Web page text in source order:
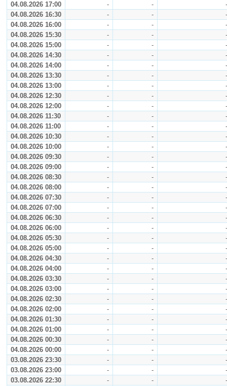
04.08.2026 17:00
- -
-
04.08.2026 16:30
- -
-
04.08.2026 16:00
- -
-
04.08.2026 15:30
- -
-
04.08.2026 15:00
- -
-
04.08.2026 14:30
- -
-
04.08.2026 14:00
- -
-
04.08.2026 13:30
- -
-
04.08.2026 13:00
- -
-
04.08.2026 12:30
- -
-
04.08.2026 12:00
- -
-
04.08.2026 11:30
- -
-
04.08.2026 11:00
- -
-
04.08.2026 10:30
- -
-
04.08.2026 10:00
- -
-
04.08.2026 09:30
- -
-
04.08.2026 09:00
- -
-
04.08.2026 08:30
- -
-
04.08.2026 08:00
- -
-
04.08.2026 07:30
- -
-
04.08.2026 07:00
- -
-
04.08.2026 06:30
- -
-
04.08.2026 06:00
- -
-
04.08.2026 05:30
- -
-
04.08.2026 05:00
- -
-
04.08.2026 04:30
- -
-
04.08.2026 04:00
- -
-
04.08.2026 03:30
- -
-
04.08.2026 03:00
- -
-
04.08.2026 02:30
- -
-
04.08.2026 02:00
- -
-
04.08.2026 01:30
- -
-
04.08.2026 01:00
- -
-
04.08.2026 00:30
- -
-
04.08.2026 00:00
- -
-
03.08.2026 23:30
- -
-
03.08.2026 23:00
- -
-
03.08.2026 22:30
- -
-